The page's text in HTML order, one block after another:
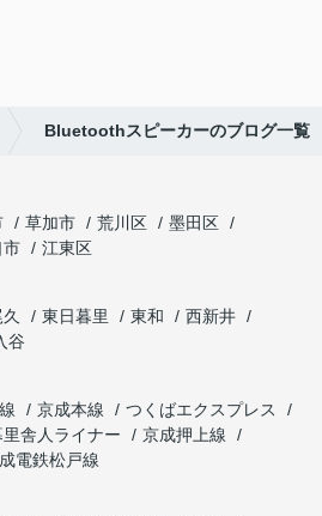
Bluetoothスピーカーのブログ一覧
草加市 荒川区
墨田区
市
江東区
東日暮里 東和
西新井
谷
京成本線
つくばエクスプレス
里舎人ライナー
京成押上線
電鉄松戸線